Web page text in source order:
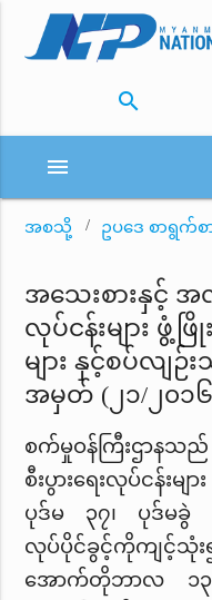
search
menu
အစသို့ ဥပဒေ စာရွက်စ
အသေးစားနှင့် အ
လုပ်ငန်းများ ဖွံ့
များ နှင့်စပ်လျဉ်
အမှတ် (၂၁/၂၀၁၆
စက်မှုဝန်ကြီးဌာန
စီးပွားရေးလုပ်ငန်းမ
ပုဒ်မ ၃၇၊ ပုဒ်မခွဲ
လုပ်ပိုင်ခွင့်ကိုက
အောက်တိုဘာလ ၁၃